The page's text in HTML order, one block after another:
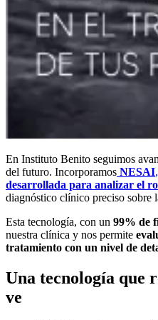
En Instituto Benito seguimos
del futuro. Incorporamos NESAI
desarrollada para analizar el
diagnóstico clínico preciso sobre
Esta tecnología, con un 99% de
nuestra clínica y nos permite
tratamiento con un nivel de
Una tecnología que
ve